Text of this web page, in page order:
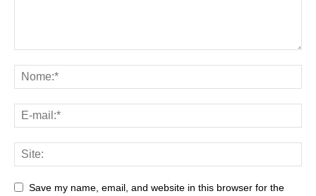
Save my name, email, and website in this browser for the